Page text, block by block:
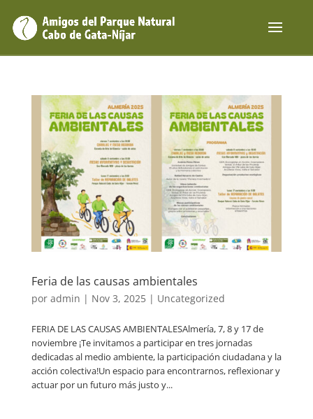
Feria de las causas ambientales
por admin | Nov 3, 2025| Uncategorized
FERIA DE LAS CAUSAS AMBIENTALESAlmería, 7, 8 y 17 de
noviembre ¡Te invitamos a participar en tres jornadas
dedicadas al medio ambiente, la participación ciudadana y la
acción colectiva!Un espacio para encontrarnos, reflexionar y
actuar por un futuro más justo y...